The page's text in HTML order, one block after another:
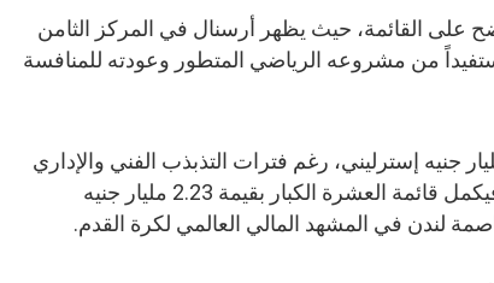
على القائمة، حيث يظهر أرسنال في المركز الثامن
مستفيداً من مشروعه الرياضي المتطور وعودته للمنافسة
تشيلسي تاسعاً بقيمة 3.12 مليار جنيه إسترليني، رغم فترات التذبذب الفني والإداري
خلال المواسم الأخيرة، أما توتنهام فيكمل قائمة العشرة الكبار بقيمة 2.23 مليار جنيه
لندن في المشهد المالي العالمي لكرة القدم.